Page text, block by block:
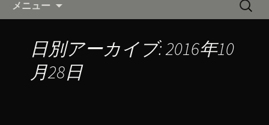
メニュー
日別アーカイブ: 2016年10
月28日